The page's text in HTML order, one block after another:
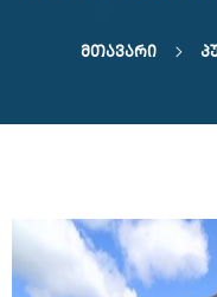
Მთავარი